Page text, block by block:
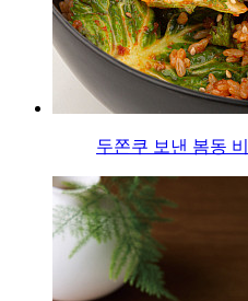
두쫀쿠 보낸 봄동